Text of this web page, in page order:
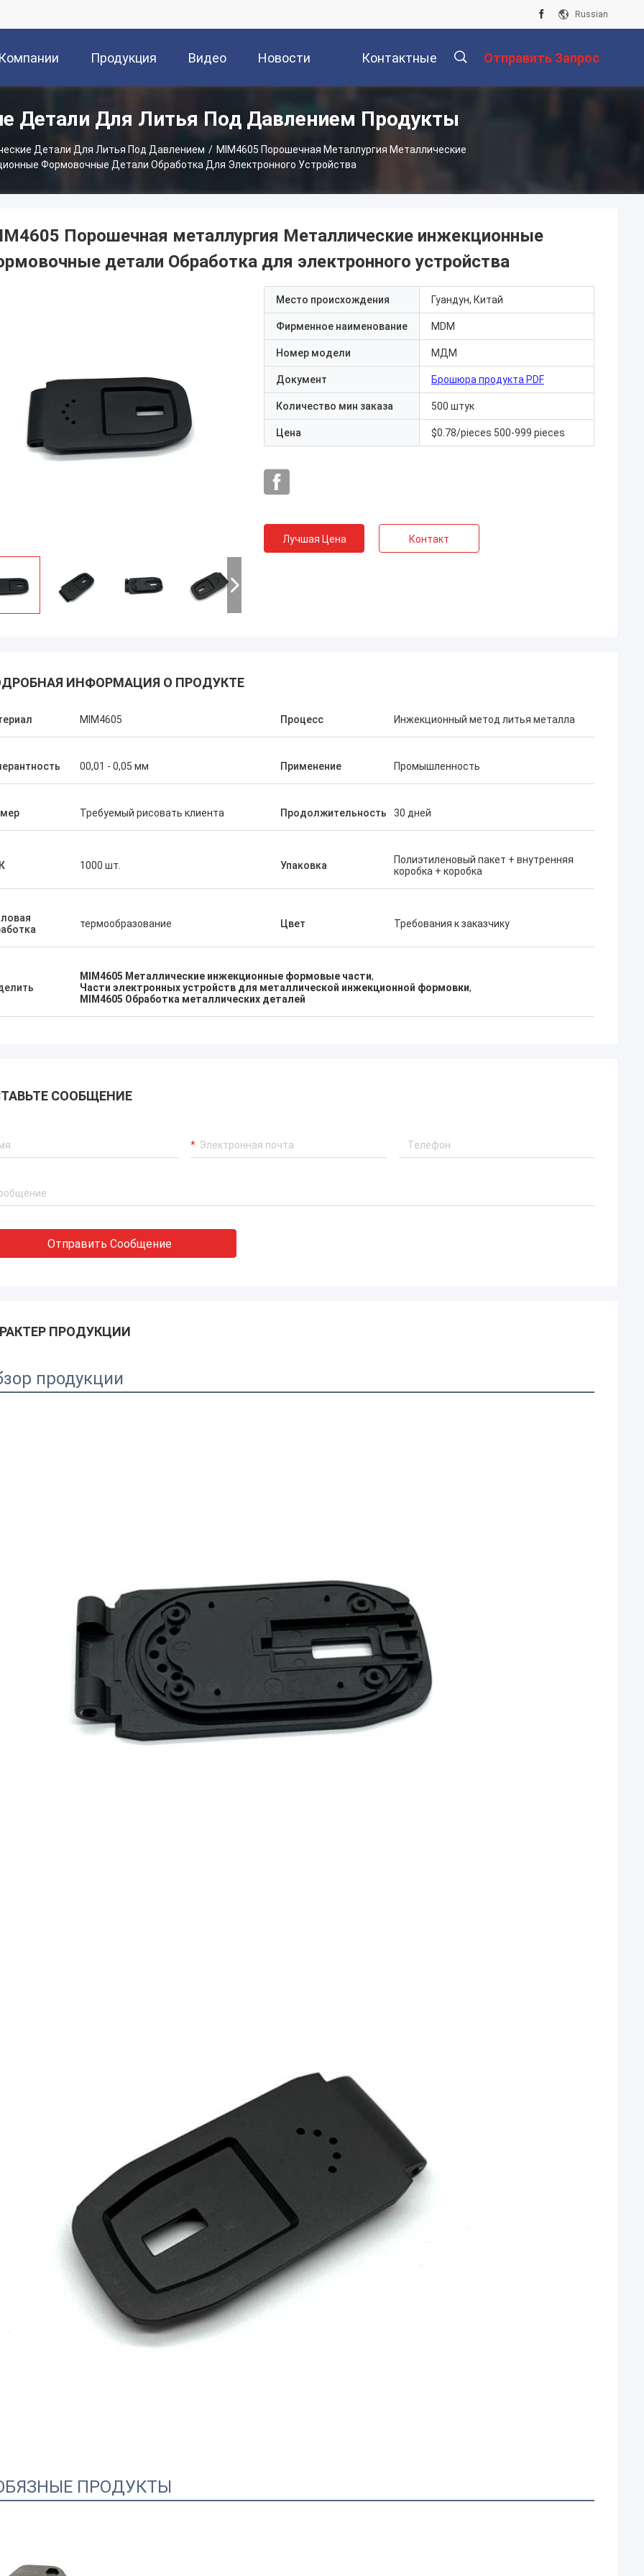
Russian
Продукция Видео Новости Контактные
Данные 描
Отправить Запрос
Детали Для Литья Под Давлением Продукты
Детали Для Литья Под Давлением / MIM4605 Порошечная Металлургия Металлические
Формовочные Детали Обработка Для Электронного Устройства
Порошечная металлургия Металлические инжекционные
детали Обработка для электронного устройства
Место происхождения Гуандун, Китай
Фирменное наименование MDM
Номер модели МДМ
Документ Брошюра продукта PDF
Количество мин заказа 500 штук
Цена $0.78/pieces 500-999 pieces
Лучшая Цена Контакт
ИНФОРМАЦИЯ О ПРОДУКТЕ
MIM4605 Процесс Инжекционный метод литья металла
00,01 - 0,05 мм Применение Промышленность
Требуемый рисовать клиента Продолжительность 30 дней
1000 шт. Упаковка
Полиэтиленовый пакет + внутренняя
коробка + коробка
термообразование Цвет Требования к заказчику
MIM4605 Металлические инжекционные формовые части,
Части электронных устройств для металлической инжекционной формовки,
MIM4605 Обработка металлических деталей
СООБЩЕНИЕ
Отправить Сообщение
ПРОДУКЦИИ
продукции
ПРОДУКТЫ